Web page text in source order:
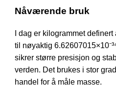
Nåværende bruk
I dag er kilogrammet
til nøyaktig
sikrer større presisjon og
verden. Det brukes i stor
handel for å måle masse.